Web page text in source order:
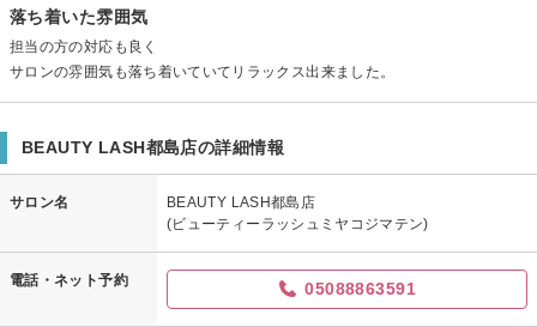
落ち着いた雰囲気
担当の方の対応も良く
サロンの雰囲気も落ち着いていてリラックス出来ました。
BEAUTY LASH都島店の詳細情報
サロン名
BEAUTY LASH都島店
(ビューティーラッシュミヤコジマテン)
電話・ネット予約 05088863591